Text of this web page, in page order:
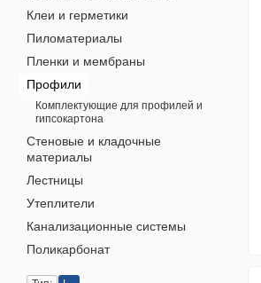
Клеи и герметики
Пиломатериалы
Пленки и мембраны
Профили
Комплектующие для профилей и
гипсокартона
Стеновые и кладочные
материалы
Лестницы
Утеплители
Канализационные системы
Поликарбонат